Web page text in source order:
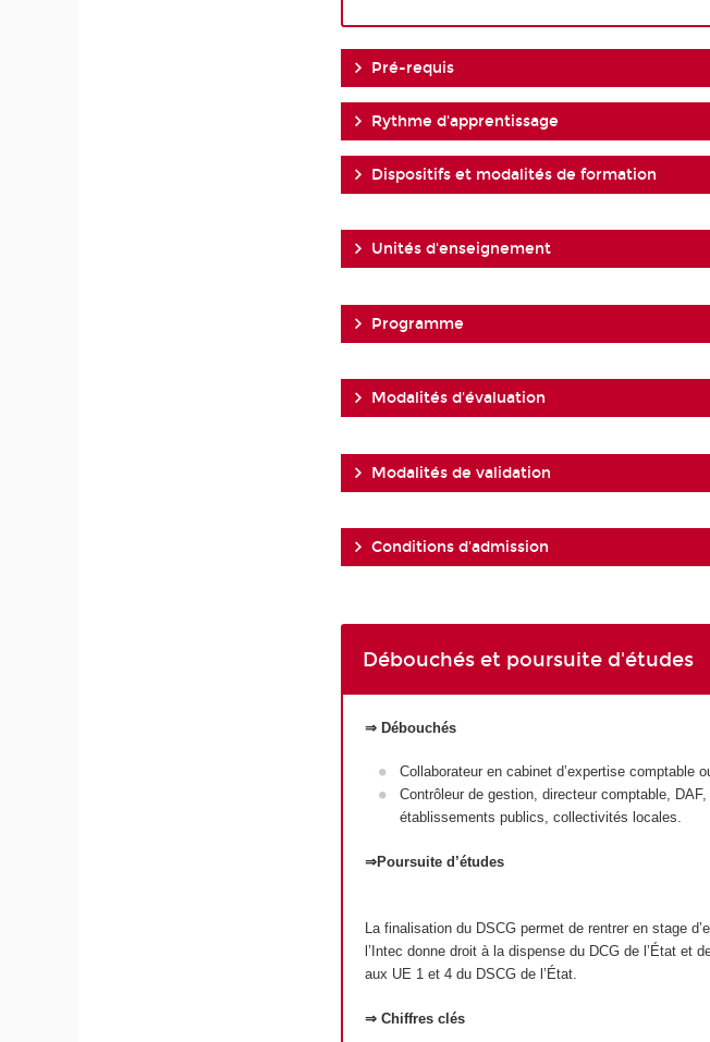
Pré-requis
Rythme d'apprentissage
Dispositifs et modalités de formation
Unités d'enseignement
Programme
Modalités d'évaluation
Modalités de validation
Conditions d'admission
Débouchés et poursuite d'études
⇒ Débouchés
Collaborateur en cabinet d’expertise comptable
Contrôleur de gestion, directeur comptable,
établissements publics, collectivités locales.
⇒Poursuite d’études
La finalisation du DSCG permet de rentrer en stage
l’Intec donne droit à la dispense du DCG de l’État et
aux UE 1 et 4 du DSCG de l’État.
⇒ Chiffres clés